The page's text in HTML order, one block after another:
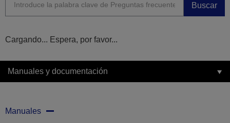
Buscar
Cargando... Espera, por favor...
Manuales y documentación
Manuales